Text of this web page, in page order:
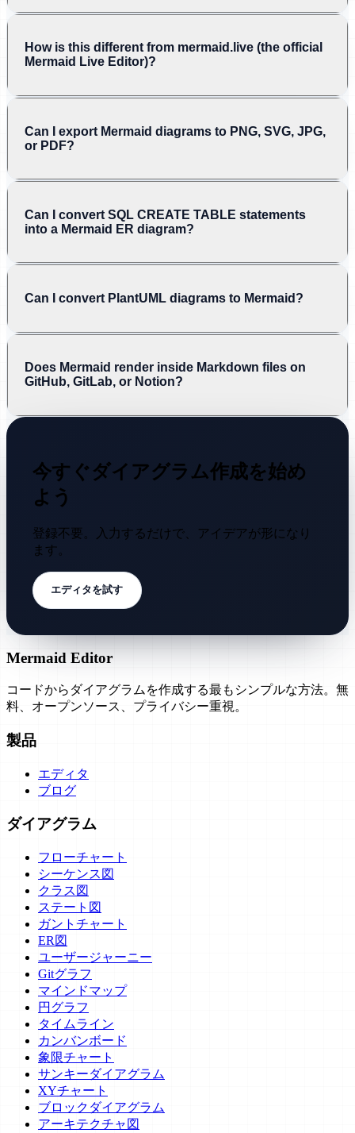
How is this different from mermaid.live (the official
Mermaid Live Editor)?
Can I export Mermaid diagrams to PNG, SVG, JPG,
or PDF?
Can I convert SQL CREATE TABLE statements
into a Mermaid ER diagram?
Can I convert PlantUML diagrams to Mermaid?
Does Mermaid render inside Markdown files on
GitHub, GitLab, or Notion?
今すぐダイアグラム作成を始め
よう
登録不要。入力するだけで、アイデアが形になり
ます。
エディタを試す
Mermaid Editor
コードからダイアグラムを作成する最もシンプルな方法。無
料、オープンソース、プライバシー重視。
製品
エディタ
ブログ
ダイアグラム
フローチャート
シーケンス図
クラス図
ステート図
ガントチャート
ER図
ユーザージャーニー
Gitグラフ
マインドマップ
円グラフ
タイムライン
カンバンボード
象限チャート
サンキーダイアグラム
XYチャート
ブロックダイアグラム
アーキテクチャ図